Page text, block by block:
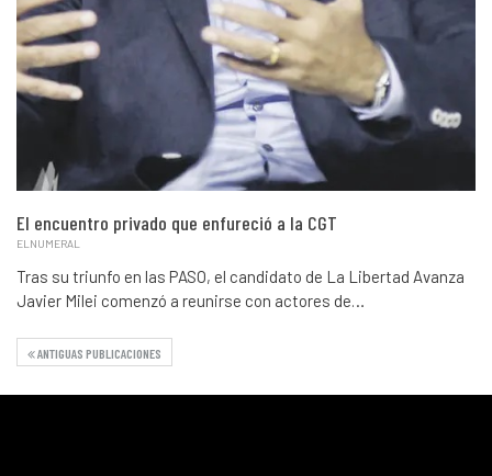
El encuentro privado que enfureció a la CGT
ELNUMERAL
Tras su triunfo en las PASO, el candidato de La Libertad Avanza
Javier Milei comenzó a reunirse con actores de…
ANTIGUAS PUBLICACIONES